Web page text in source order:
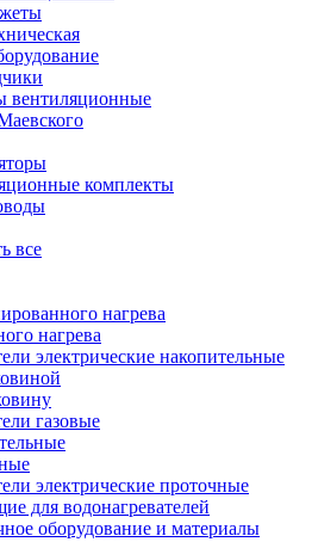
вентиляционные
комплекты
все
нагрева
нагрева
электрические накопительные
газовые
электрические проточные
для водонагревателей
оборудование и материалы